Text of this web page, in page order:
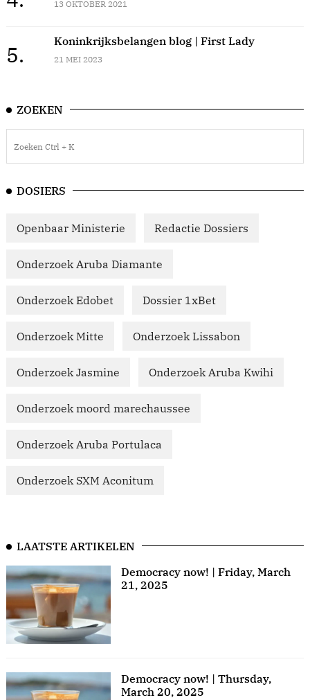
13 OKTOBER 2021
5.
Koninkrijksbelangen blog | First Lady
21 MEI 2023
ZOEKEN
DOSIERS
Openbaar Ministerie Redactie Dossiers
Onderzoek Aruba Diamante
Onderzoek Edobet Dossier 1xBet
Onderzoek Mitte Onderzoek Lissabon
Onderzoek Jasmine Onderzoek Aruba Kwihi
Onderzoek moord marechaussee
Onderzoek Aruba Portulaca
Onderzoek SXM Aconitum
LAATSTE ARTIKELEN
Democracy now! | Friday, March
21, 2025
Democracy now! | Thursday,
March 20, 2025